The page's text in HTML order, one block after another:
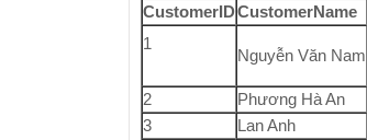
CustomerIDCustomerName
1
Nguyễn Văn Nam
2 Phương Hà An
3
Lan Anh